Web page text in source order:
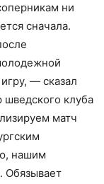
ни
сначала.
— сказал
шведского клуба
матч
нашим
Обязывает